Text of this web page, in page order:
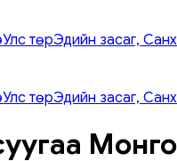
Улс төрЭдийн засаг,
Улс төрЭдийн засаг,